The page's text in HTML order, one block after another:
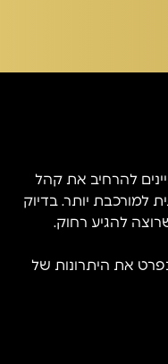
להרחיב את קהל
יותר. בדיוק
להגיע רחוק.
את היתרונות של